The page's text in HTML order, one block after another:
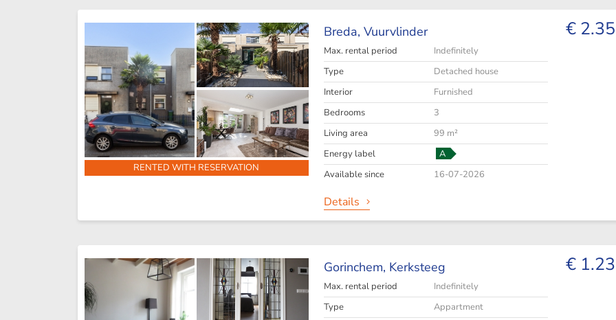
€
RENTED WITH RESERVATION
Breda, Vuurvlinder
Max. rental period
Indefinitely
Type
Detached house
Interior
Furnished
Bedrooms
3
Living area
99 m²
Energy label
A
Available since
16-07-2026
Details
€
Gorinchem, Kerksteeg
Max. rental period
Indefinitely
Type
Appartment